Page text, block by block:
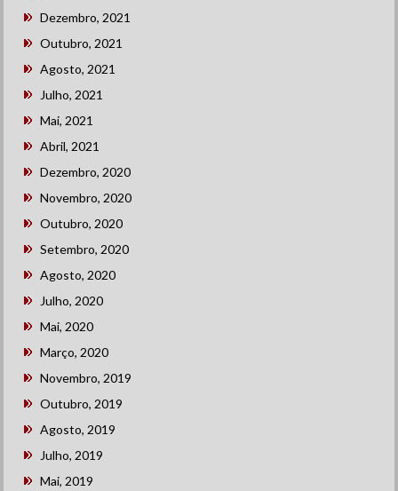
Dezembro, 2021
Outubro, 2021
Agosto, 2021
Julho, 2021
Mai, 2021
Abril, 2021
Dezembro, 2020
Novembro, 2020
Outubro, 2020
Setembro, 2020
Agosto, 2020
Julho, 2020
Mai, 2020
Março, 2020
Novembro, 2019
Outubro, 2019
Agosto, 2019
Julho, 2019
Mai, 2019